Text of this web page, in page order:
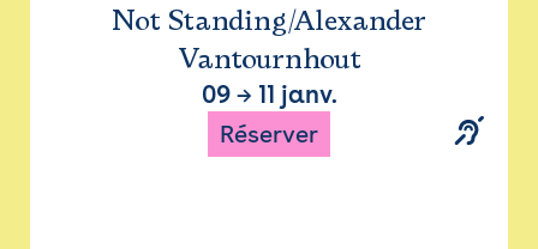
Not Standing/Alexander
Vantournhout
09→ 11 janv.
Réserver